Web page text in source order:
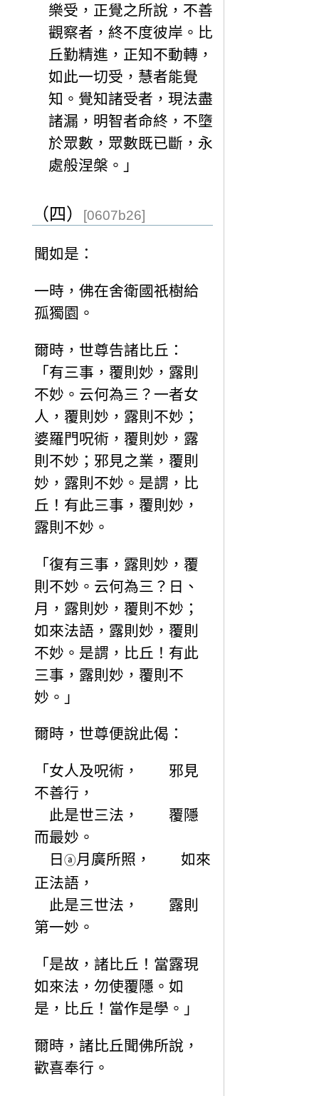
樂受，正覺之所說，不善
觀察者，終不度彼岸。比
丘勤精進，正知不動轉，
如此一切受，慧者能覺
知。覺知諸受者，現法盡
諸漏，明智者命終，不墮
於眾數，眾數既已斷，永
處般涅槃。」
（四） [0607b26]
聞如是：
一時，佛在舍衛國祇樹給
孤獨園。
爾時，世尊告諸比丘：
「有三事，覆則妙，露則
不妙。云何為三？一者女
人，覆則妙，露則不妙；
婆羅門呪術，覆則妙，露
則不妙；邪見之業，覆則
妙，露則不妙。是謂，比
丘！有此三事，覆則妙，
露則不妙。
「復有三事，露則妙，覆
則不妙。云何為三？日、
月，露則妙，覆則不妙；
如來法語，露則妙，覆則
不妙。是謂，比丘！有此
三事，露則妙，覆則不
妙。」
爾時，世尊便說此偈：
「女人及呪術， 邪見
不善行，
此是世三法， 覆隱
而最妙。
日 ⓐ月廣所照， 如來
正法語，
此是三世法， 露則
第一妙。
「是故，諸比丘！當露現
如來法，勿使覆隱。如
是，比丘！當作是學。」
爾時，諸比丘聞佛所說，
歡喜奉行。